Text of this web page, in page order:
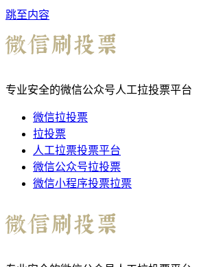
跳至内容
专业安全的微信公众号人工拉投票平台
微信拉投票
拉投票
人工拉票投票平台
微信公众号拉投票
微信小程序投票拉票